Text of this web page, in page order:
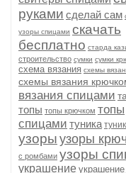
руками сделай сам
узоры спицами скачать
бесплатно старда
строительство сумки сумки
схема вязания схемы
схемы вязания
вязания спицами
топы топы крючком топы
спицами туника
узоры узоры
с ромбами узоры
украшение